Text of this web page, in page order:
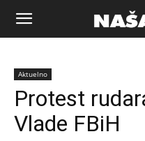
Naša
riječ
Aktuelno
Protest
Vlade FBiH